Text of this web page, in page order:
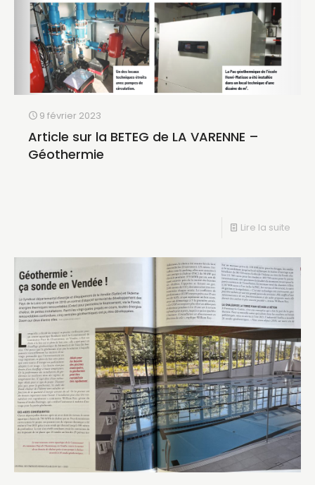
9 février 2023
Article sur la BETEG de LA VARENNE –
Géothermie
Lire la suite